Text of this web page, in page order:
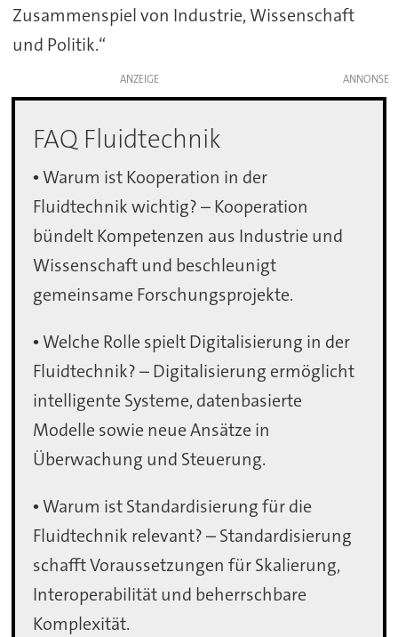
Zusammenspiel von Industrie, Wissenschaft
und Politik.“
ANZEIGE
FAQ Fluidtechnik
• Warum ist Kooperation in der
Fluidtechnik wichtig? – Kooperation
bündelt Kompetenzen aus Industrie und
Wissenschaft und beschleunigt
gemeinsame Forschungsprojekte.
• Welche Rolle spielt Digitalisierung in der
Fluidtechnik? – Digitalisierung ermöglicht
intelligente Systeme, datenbasierte
Modelle sowie neue Ansätze in
Überwachung und Steuerung.
• Warum ist Standardisierung für die
Fluidtechnik relevant? – Standardisierung
schafft Voraussetzungen für Skalierung,
Interoperabilität und beherrschbare
Komplexität.